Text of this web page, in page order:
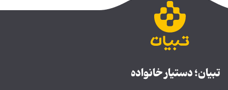
تبیان؛ دستیار خانواده